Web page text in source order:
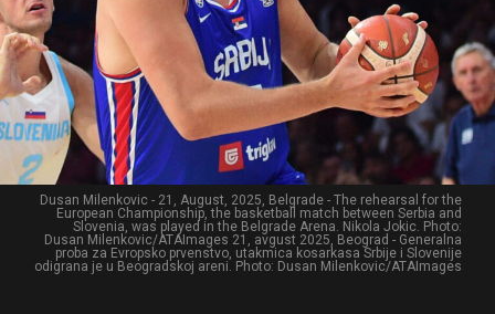
Dusan Milenkovic - 21, August, 2025, Belgrade - The rehearsal for the
European Championship, the basketball match between Serbia and
Slovenia, was played in the Belgrade Arena. Nikola Jokic. Photo:
Dusan Milenkovic/ATAImages 21, avgust 2025, Beograd - Generalna
proba za Evropsko prvenstvo, utakmica kosarkasa Srbije i Slovenije
odigrana je u Beogradskoj areni. Photo: Dusan Milenkovic/ATAImages